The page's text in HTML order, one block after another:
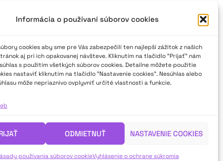
Informácia o používaní súborov cookies
cookies aby sme pre Vás zabezpečili ten najlepší zážitok z našich
aj pri ich opakovanej návšteve. Kliknutím na tlačidlo “Prijať” nám
s použitím všetkých súborov cookies. Detailne môžete použitie
nastaviť kliknutím na tlačidlo "Nastavenie cookies". Nesúhlas alebo
môže nepriaznivo ovplyvniť určité vlastnosti a funkcie.
ODMIETNUŤ NASTAVENIE COOKIES
používania súborov cookieVyhlásenie o ochrane súkromia
divadla mladých
tematických cien. Väčšina
vyhlásenie výsledkov. A
zástupcovi laureáta z oka pri
Fedimu predsedníčka poroty
na Slovensku? Dočítate sa